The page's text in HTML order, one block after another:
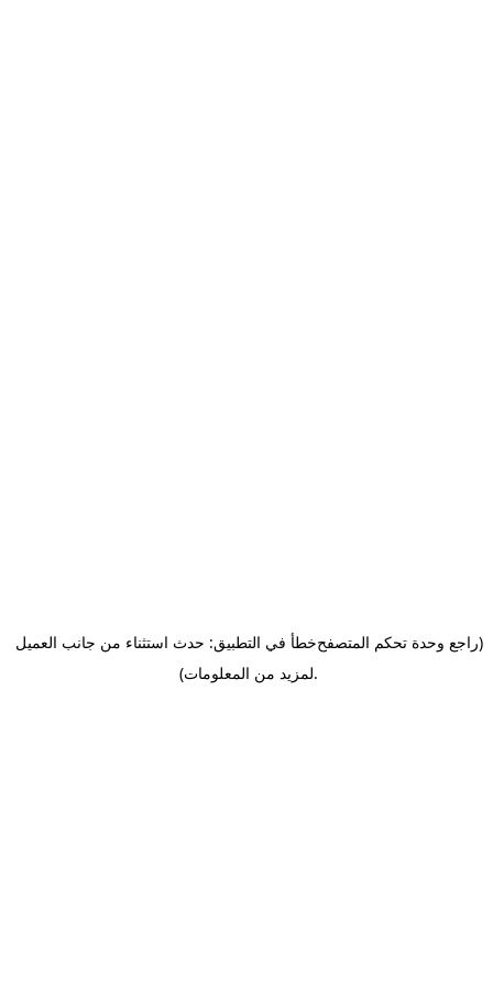
خطأ في التطبيق: حدث استثناء من جانب العميل(راجع وحدة تحكم المتصفح
لمزيد من المعلومات).